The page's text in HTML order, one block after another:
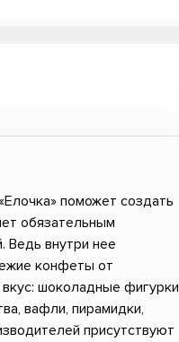
поможет создать
обязательным
Ведь внутри нее
конфеты от
шоколадные фигурки
вафли, пирамидки,
присутствуют